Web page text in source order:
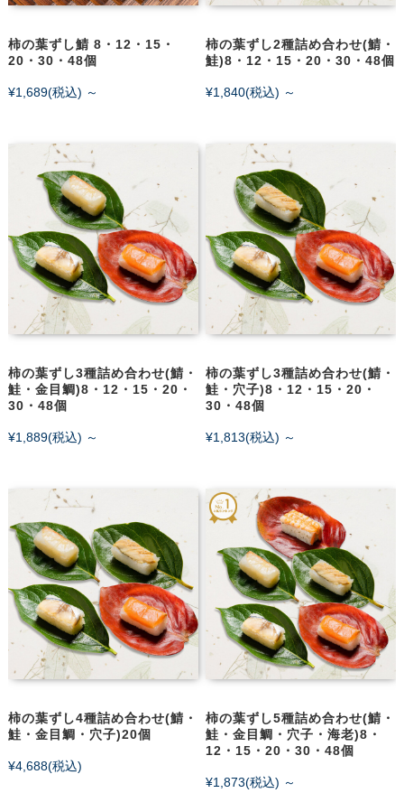
柿の葉ずし鯖 8・12・15・
20・30・48個
¥1,689(税込) ～
柿の葉ずし2種詰め合わせ(鯖・
鮭)8・12・15・20・30・48個
¥1,840(税込) ～
柿の葉ずし3種詰め合わせ(鯖・
鮭・金目鯛)8・12・15・20・
30・48個
¥1,889(税込) ～
柿の葉ずし3種詰め合わせ(鯖・
鮭・穴子)8・12・15・20・
30・48個
¥1,813(税込) ～
柿の葉ずし4種詰め合わせ(鯖・
鮭・金目鯛・穴子)20個
¥4,688(税込)
柿の葉ずし5種詰め合わせ(鯖・
鮭・金目鯛・穴子・海老)8・
12・15・20・30・48個
¥1,873(税込) ～